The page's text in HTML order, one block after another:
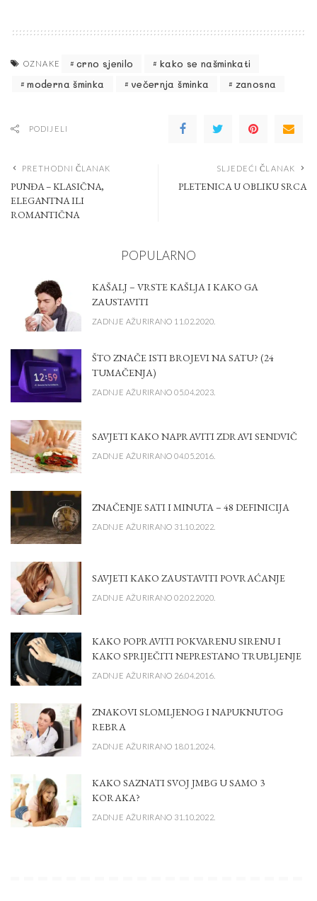
OZNAKE crno sjenilo
kako se našminkati
moderna šminka
večernja šminka zanosna
PODIJELI
PRETHODNI ČLANAK
PUNĐA – KLASIČNA,
ELEGANTNA ILI
ROMANTIČNA
SLJEDEĆI ČLANAK
PLETENICA U OBLIKU SRCA
POPULARNO
KAŠALJ – VRSTE KAŠLJA I KAKO GA
ZAUSTAVITI
ZADNJE AŽURIRANO 11.02.2020.
ŠTO ZNAČE ISTI BROJEVI NA SATU? (24
TUMAČENJA)
ZADNJE AŽURIRANO 05.04.2023.
SAVJETI KAKO NAPRAVITI ZDRAVI SENDVIČ
ZADNJE AŽURIRANO 04.05.2016.
ZNAČENJE SATI I MINUTA – 48 DEFINICIJA
ZADNJE AŽURIRANO 31.10.2022.
SAVJETI KAKO ZAUSTAVITI POVRAĆANJE
ZADNJE AŽURIRANO 02.02.2020.
KAKO POPRAVITI POKVARENU SIRENU I
KAKO SPRIJEČITI NEPRESTANO TRUBLJENJE
ZADNJE AŽURIRANO 26.04.2016.
ZNAKOVI SLOMLJENOG I NAPUKNUTOG
REBRA
ZADNJE AŽURIRANO 18.01.2024.
KAKO SAZNATI SVOJ JMBG U SAMO 3
KORAKA?
ZADNJE AŽURIRANO 31.10.2022.